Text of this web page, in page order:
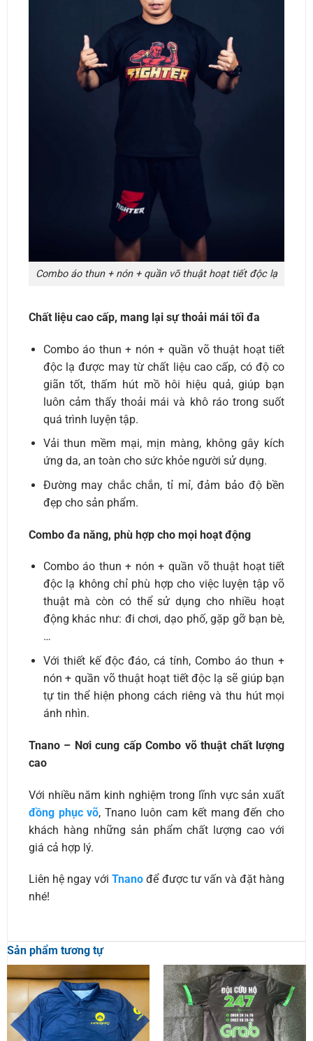
Combo áo thun + nón + quần võ thuật hoạt tiết độc lạ
Chất liệu cao cấp, mang lại sự thoải mái tối đa
Combo áo thun + nón + quần võ thuật hoạt tiết
độc lạ được may từ chất liệu cao cấp, có độ co
giãn tốt, thấm hút mồ hôi hiệu quả, giúp bạn
luôn cảm thấy thoải mái và khô ráo trong suốt
quá trình luyện tập.
Vải thun mềm mại, mịn màng, không gây kích
ứng da, an toàn cho sức khỏe người sử dụng.
Đường may chắc chắn, tỉ mỉ, đảm bảo độ bền
đẹp cho sản phẩm.
Combo đa năng, phù hợp cho mọi hoạt động
Combo áo thun + nón + quần võ thuật hoạt tiết
độc lạ không chỉ phù hợp cho việc luyện tập võ
thuật mà còn có thể sử dụng cho nhiều hoạt
động khác như: đi chơi, dạo phố, gặp gỡ bạn bè,
…
Với thiết kế độc đáo, cá tính, Combo áo thun +
nón + quần võ thuật hoạt tiết độc lạ sẽ giúp bạn
tự tin thể hiện phong cách riêng và thu hút mọi
ánh nhìn.
Tnano – Nơi cung cấp Combo võ thuật chất lượng
cao
Với nhiều năm kinh nghiệm trong lĩnh vực sản xuất
đồng phục võ, Tnano luôn cam kết mang đến cho
khách hàng những sản phẩm chất lượng cao với
giá cả hợp lý.
Liên hệ ngay vớiTnano để được tư vấn và đặt hàng
nhé!
Sản phẩm tương tự